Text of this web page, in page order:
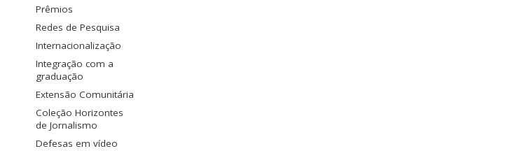
Prêmios
Redes de Pesquisa
Internacionalização
Integração com a
graduação
Extensão Comunitária
Coleção Horizontes
de Jornalismo
Defesas em vídeo